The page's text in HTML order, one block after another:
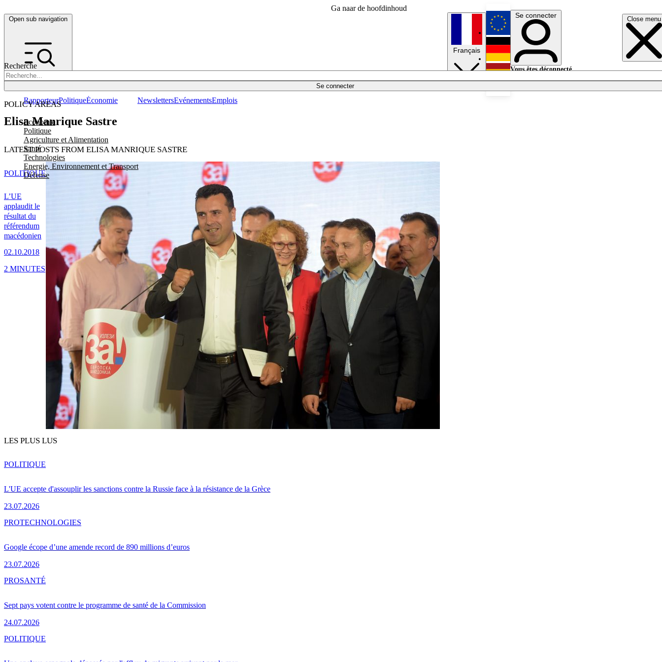
Ga naar de hoofdinhoud
Open sub navigation Close menu
Recherche
Se connecter
POLICY AREAS
Economie
Politique
Agriculture et Alimentation
Santé
Technologies
Energie, Environnement et Transport
Défense
RapporteurPolitiqueÉconomie NewslettersEvénementsEmplois
Français
English
Deutsch
Se connecter
Vous êtes déconnecté.
Elisa Manrique Sastre
LATEST POSTS FROM ELISA MANRIQUE SASTRE
L’UE
applaudit le
résultat du
référendum
macédonien
02.10.2018
POLITIQUE
2 MINUTES
LES PLUS LUS
L'UE accepte d'assouplir les sanctions contre la Russie face à la résistance de la Grèce
23.07.2026
POLITIQUE
Google écope d’une amende record de 890 millions d’euros
23.07.2026
PROTECHNOLOGIES
Sept pays votent contre le programme de santé de la Commission
24.07.2026
PROSANTÉ
POLITIQUE